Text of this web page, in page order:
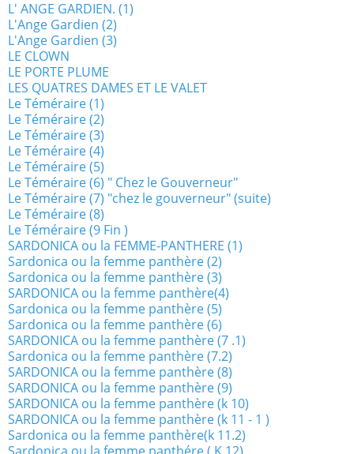
L' ANGE GARDIEN. (1)
L'Ange Gardien (2)
L'Ange Gardien (3)
LE CLOWN
LE PORTE PLUME
LES QUATRES DAMES ET LE VALET
Le Téméraire (1)
Le Téméraire (2)
Le Téméraire (3)
Le Téméraire (4)
Le Téméraire (5)
Le Téméraire (6) " Chez le Gouverneur"
Le Téméraire (7) "chez le gouverneur" (suite)
Le Téméraire (8)
Le Téméraire (9 Fin )
SARDONICA ou la FEMME-PANTHERE (1)
Sardonica ou la femme panthère (2)
Sardonica ou la femme panthère (3)
SARDONICA ou la femme panthère(4)
Sardonica ou la femme panthère (5)
Sardonica ou la femme panthère (6)
SARDONICA ou la femme panthère (7 .1)
Sardonica ou la femme panthère (7.2)
SARDONICA ou la femme panthère (8)
SARDONICA ou la femme panthère (9)
SARDONICA ou la femme panthère (k 10)
SARDONICA ou la femme panthère (k 11 - 1 )
Sardonica ou la femme panthère(k 11.2)